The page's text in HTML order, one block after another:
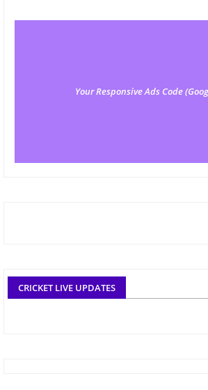
Your Responsive Ads Code
CRICKET LIVE UPDATES